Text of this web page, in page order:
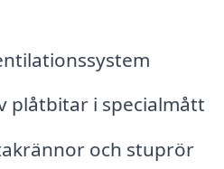
plåtbitar i specialmått
och stuprör